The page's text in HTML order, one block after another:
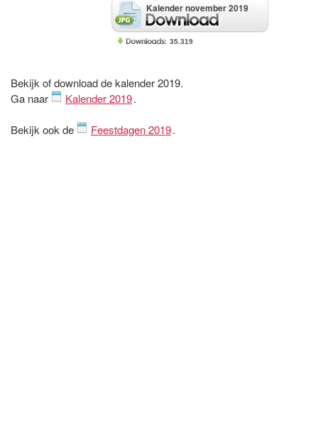
Kalender november 2019
35.319
Bekijk of download de kalender 2019.
Ga naar
Kalender 2019.
Bekijk ook de Feestdagen 2019.